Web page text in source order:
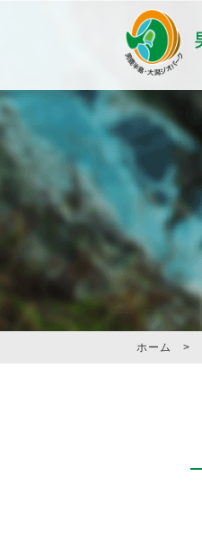
ホーム >